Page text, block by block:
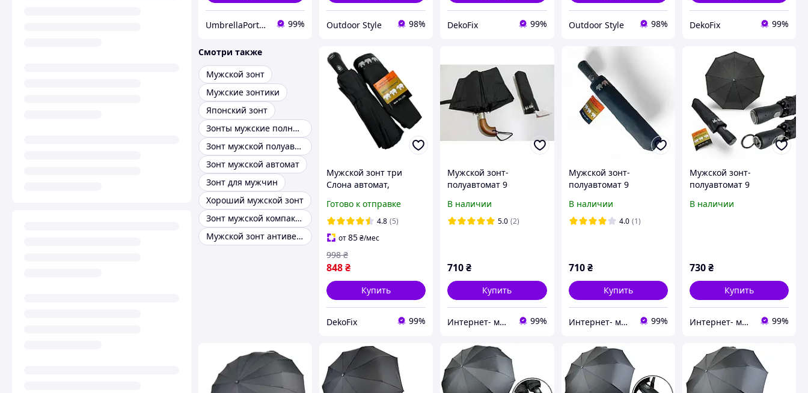
UmbrellaPortmone 99% Outdoor Style 98% DekoFix 99% Outdoor Style 98% DekoFix 99%
Смотри также
Мужской зонт
Мужские зонтики
Японский зонт
Зонты мужские полный автомат
Зонт мужской полуавтомат
Зонт мужской автомат
Зонт для мужчин
Хороший мужской зонт
Зонт мужской компактный
Мужской зонт антиветер
Мужской зонт три
Слона автомат,
12 спиц, черный
Готово к отправке
4.8 (5)
от85₴/мес
848₴
998 ₴
Купить
DekoFix 99%
Мужской зонт-
полуавтомат 9
сп.деревяная ручка
Tри Слона
В наличии
5.0 (2)
710₴
Купить
Интернет- магазин "TopMir" качественная детская обувь для всех 99%
Мужской зонт-
полуавтомат 9
сп.кожаная ручка Tри
Слона
В наличии
4.0 (1)
710 ₴
Купить
Интернет- магазин "TopMir" качественная детская обувь для всех 99%
Мужской зонт-
полуавтомат 9
ручка Tри Слона
В наличии
730₴
Купить
Интернет- магазин "TopMir" качественная детская обувь для всех 99%